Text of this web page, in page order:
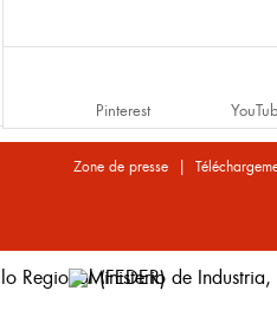
Pinterest
Zone de presse |